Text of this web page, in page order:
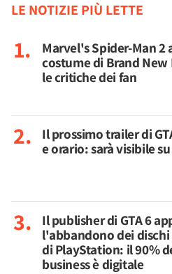
LE NOTIZIE PIÙ LETTE
Marvel's Spider-Man 2
costume di Brand New
le critiche dei fan
Il prossimo trailer di
e orario: sarà visibile
Il publisher di GTA 6
l'abbandono dei
di PlayStation: il 90%
business è digitale